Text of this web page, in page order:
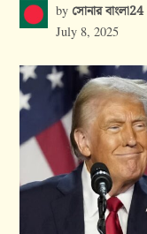
by সোনার বাংলা24
July 8, 2025